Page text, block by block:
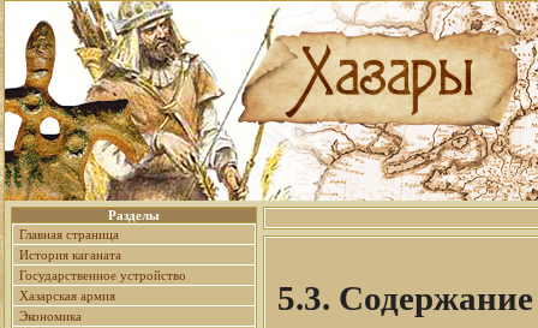
Разделы
Главная страница
История каганата
Государственное устройство
Хазарская армия
Экономика
5.3.